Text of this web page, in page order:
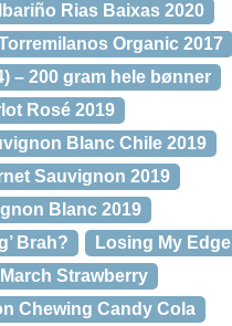
Rias Baixas 2020
Organic 2017
– 200 gram hele bønner
Rosé 2019
Blanc Chile 2019
Sauvignon 2019
Blanc 2019
Brah?
Losing My Edge
Strawberry
Chewing Candy Cola